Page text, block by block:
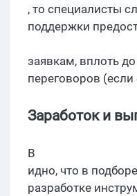
, то специалисты
поддержки
заявкам, вплоть
переговоров
Заработок и
В
идно, что в
разработке